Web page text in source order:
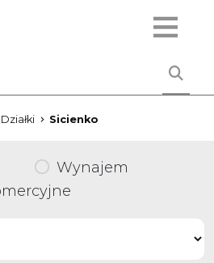
Działki Sicienko
Wynajem